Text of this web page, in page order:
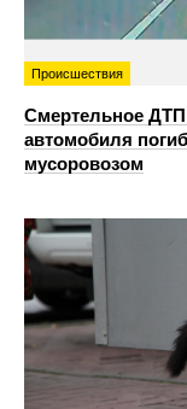
Происшествия
Смертельное ДТП
автомобиля
мусоровозом